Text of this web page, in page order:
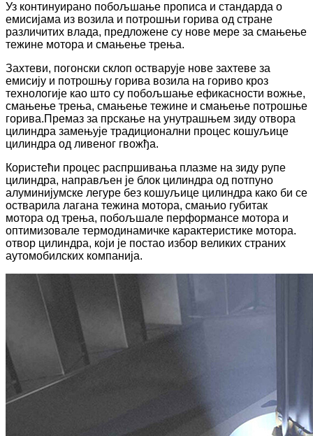
Уз континуирано побољшање прописа и стандарда о
емисијама из возила и потрошњи горива од стране
различитих влада, предложене су нове мере за смањење
тежине мотора и смањење трења.
Захтеви, погонски склоп остварује нове захтеве за
емисију и потрошњу горива возила на гориво кроз
технологије као што су побољшање ефикасности вожње,
смањење трења, смањење тежине и смањење потрошње
горива.Премаз за прскање на унутрашњем зиду отвора
цилиндра замењује традиционални процес кошуљице
цилиндра од ливеног гвожђа.
Користећи процес распршивања плазме на зиду рупе
цилиндра, направљен је блок цилиндра од потпуно
алуминијумске легуре без кошуљице цилиндра како би се
остварила лагана тежина мотора, смањио губитак
мотора од трења, побољшале перформансе мотора и
оптимизовале термодинамичке карактеристике мотора.
отвор цилиндра, који је постао избор великих страних
аутомобилских компанија.